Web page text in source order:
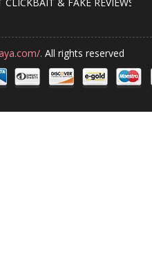
& FAKE REVIEWS
. All rights reserved